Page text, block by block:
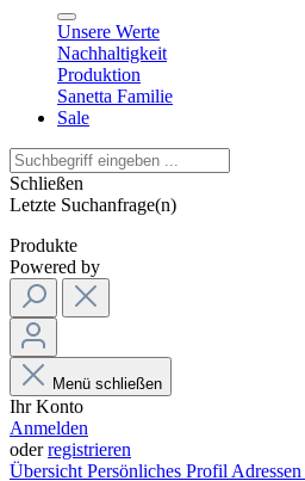
Unsere Werte
Nachhaltigkeit
Produktion
Sanetta Familie
Sale
Schließen
Letzte Suchanfrage(n)
Produkte
Powered by
Menü schließen
Ihr Konto
Anmelden
oderregistrieren
Übersicht Persönliches Profil Adressen